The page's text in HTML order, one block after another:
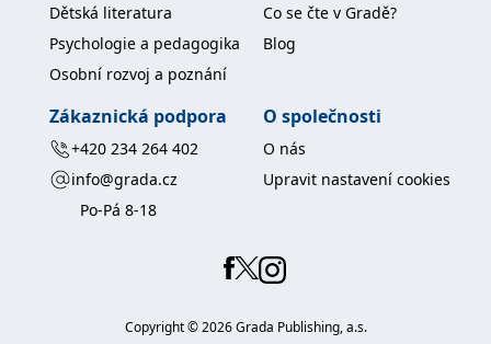
Dětská literatura
Psychologie a pedagogika
Osobní rozvoj a poznání
Co se čte v Gradě?
Blog
Zákaznická podpora
+420 234 264 402
info@grada.cz
Po-Pá 8-18
O společnosti
O nás
Upravit nastavení cookies
Copyright ©2026Grada Publishing, a.s.